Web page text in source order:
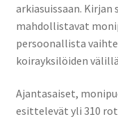
arkiasuissaan. Kirjan
mahdollistavat
persoonallista
koirayksilöiden
Ajantasaiset,
esittelevät yli 310